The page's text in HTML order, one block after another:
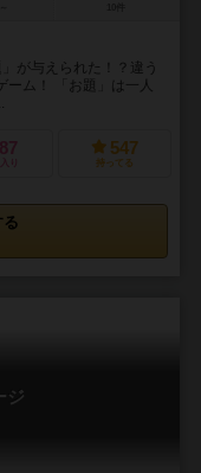
が与えられた！？違う
ーム！ 「お題」は一人
り
547
持ってる
る
ジ